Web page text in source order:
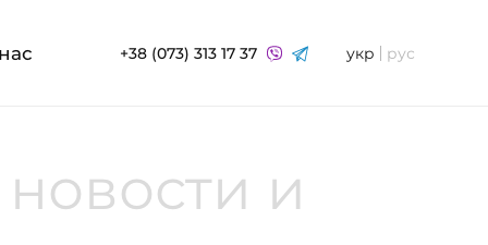
+38 (073) 313 17 37 укр рус
и